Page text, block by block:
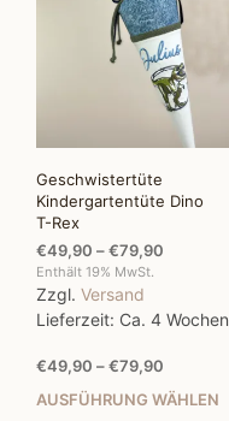
Geschwistertüte
Kindergartentüte Dino
T-Rex
€49,90 –€79,90
€79,90
Enthält 19% MwSt.
Zzgl. Versand
Lieferzeit: Ca. 4 Wochen
€49,90 –€79,90
€49,90
bis
AUSFÜHRUNG WÄHLEN